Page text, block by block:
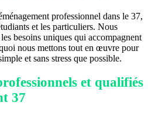
professionnel dans le 37,
et les particuliers. Nous
besoins uniques qui accompagnent
nous mettons tout en œuvre pour
et sans stress que possible.
et qualifiés
37